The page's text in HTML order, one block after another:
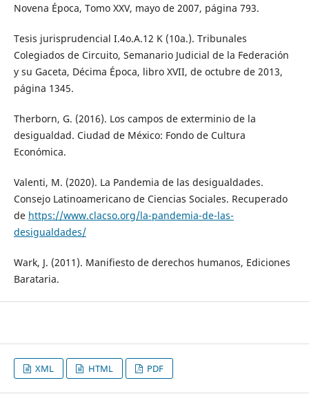
Novena Época, Tomo XXV, mayo de 2007, página 793.
Tesis jurisprudencial I.4o.A.12 K (10a.). Tribunales
Colegiados de Circuito, Semanario Judicial de la Federación
y su Gaceta, Décima Época, libro XVII, de octubre de 2013,
página 1345.
Therborn, G. (2016). Los campos de exterminio de la
desigualdad. Ciudad de México: Fondo de Cultura
Económica.
Valenti, M. (2020). La Pandemia de las desigualdades.
Consejo Latinoamericano de Ciencias Sociales. Recuperado
de https://www.clacso.org/la-pandemia-de-las-
desigualdades/
Wark, J. (2011). Manifiesto de derechos humanos, Ediciones
Barataria.
XML HTML PDF